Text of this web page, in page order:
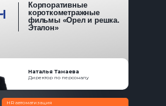
HR автоматизация
Наталья Танаева
Корпоративные
короткометражные
фильмы «Орел и решка.
Эталон»
Директор по персоналу